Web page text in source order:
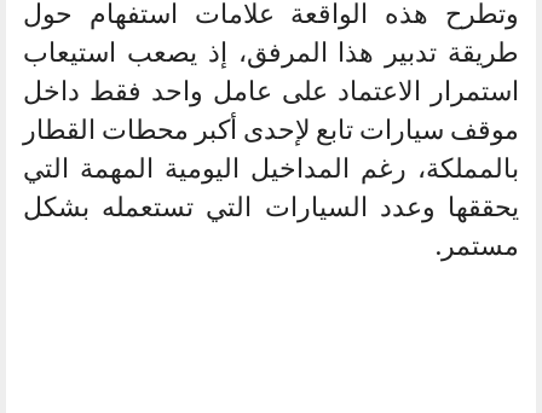
وتطرح هذه الواقعة علامات استفهام حول
طريقة تدبير هذا المرفق، إذ يصعب استيعاب
استمرار الاعتماد على عامل واحد فقط داخل
موقف سيارات تابع لإحدى أكبر محطات القطار
بالمملكة، رغم المداخيل اليومية المهمة التي
يحققها وعدد السيارات التي تستعمله بشكل
مستمر.